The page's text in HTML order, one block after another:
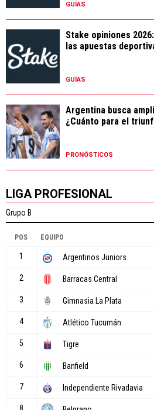
GUÍAS
Stake opiniones
las apuestas
GUÍAS
Argentina busca
¿Cuánto para el
PRONÓSTICOS
LIGA PROFESIONAL